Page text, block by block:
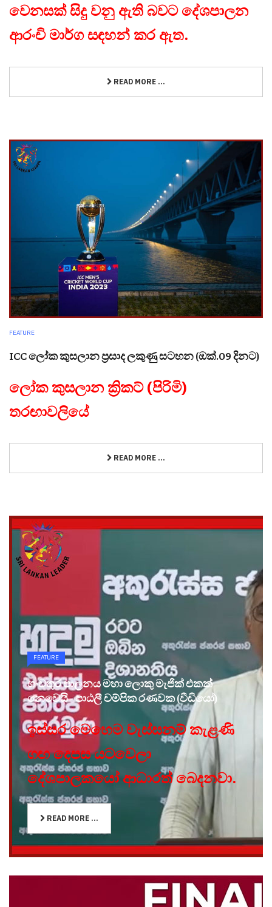
වෙනසක් සිදු වනු ඇති බවට දේශපාලන
ආරංචි මාර්ග සඳහන් කර ඇත.
READ MORE ...
FEATURE
ICC ලෝක කුසලාන ප්‍රසාද ලකුණු සටහන (ඔක්.09 දිනට)
ලෝක කුසලාන ක්‍රිකට් (පිරිමි)
තරඟාවලියේ
READ MORE ...
FEATURE
ගංවතුර පාලනය මහා ලොකු මැජික් එකක්
නෙවෙයි - පාඨලී චම්පික රණවක (වීඩියෝ)
ඉස්සර මෙහෙම වැස්සනම් කැළණි
ගඟ දෙපස යටවෙලා
දේශපාලකයෝ ආධාරත් බෙදනවා.
READ MORE ...